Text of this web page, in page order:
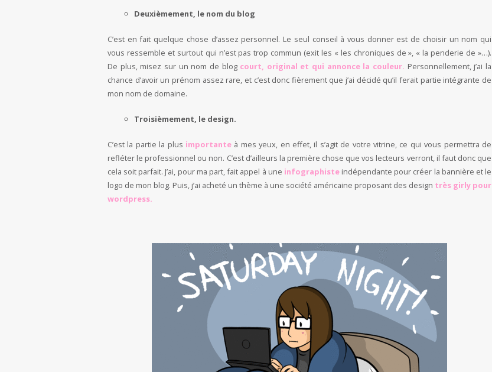
Deuxièmement, le nom du blog
C’est en fait quelque chose d’assez personnel. Le seul conseil à vous donner est de choisir un nom qui
vous ressemble et surtout qui n’est pas trop commun (exit les « les chroniques de », « la penderie de »…).
De plus, misez sur un nom de blog court, original et qui annonce la couleur. Personnellement, j’ai la
chance d’avoir un prénom assez rare, et c’est donc fièrement que j’ai décidé qu’il ferait partie intégrante de
mon nom de domaine.
Troisièmement, le design.
C’est la partie la plus importante à mes yeux, en effet, il s’agit de votre vitrine, ce qui vous permettra de
refléter le professionnel ou non. C’est d’ailleurs la première chose que vos lecteurs verront, il faut donc que
cela soit parfait. J’ai, pour ma part, fait appel à une infographisteindépendante pour créer la bannière et le
logo de mon blog. Puis, j’ai acheté un thème à une société américaine proposant des design très girly pour
wordpress.